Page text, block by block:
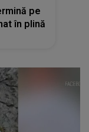
pe
în plină